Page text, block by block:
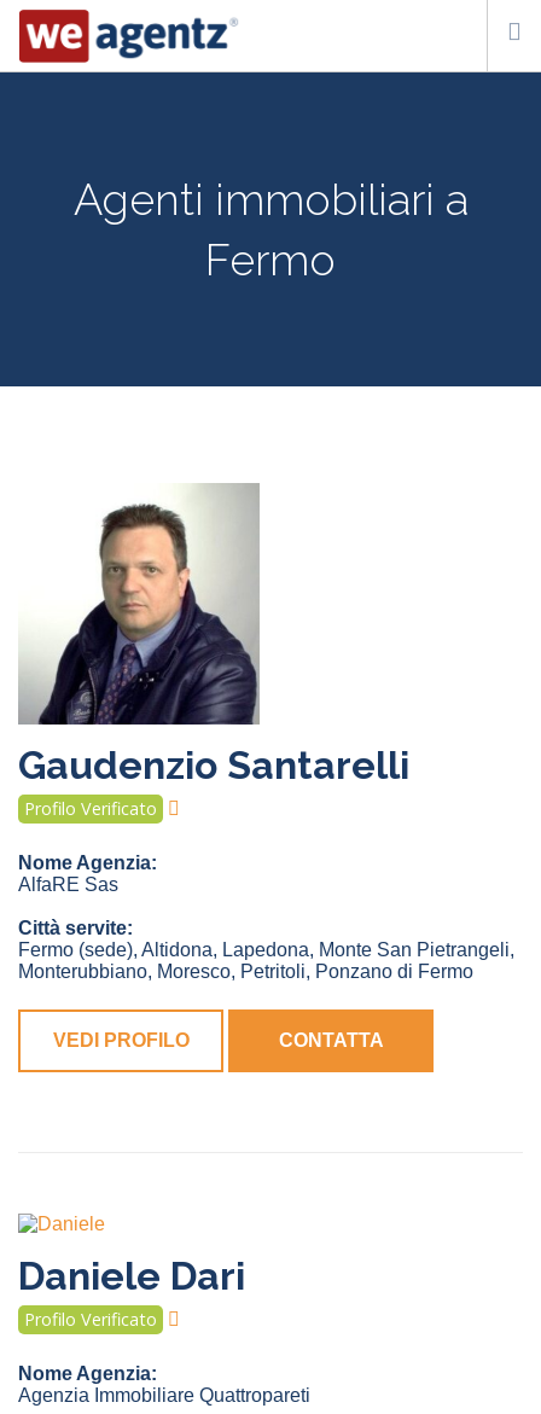
CONTACT USAgenti immobiliari a
Fermo
Gaudenzio Santarelli
Profilo Verificato
Nome Agenzia:
AlfaRE Sas
Città servite:
Fermo (sede), Altidona, Lapedona, Monte San Pietrangeli,
Monterubbiano, Moresco, Petritoli, Ponzano di Fermo
VEDI PROFILO CONTATTA
Daniele Dari
Profilo Verificato
Nome Agenzia:
Agenzia Immobiliare Quattropareti